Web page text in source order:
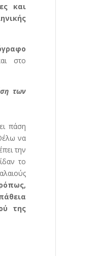
και
στο
των
πάση
να
την
το
της